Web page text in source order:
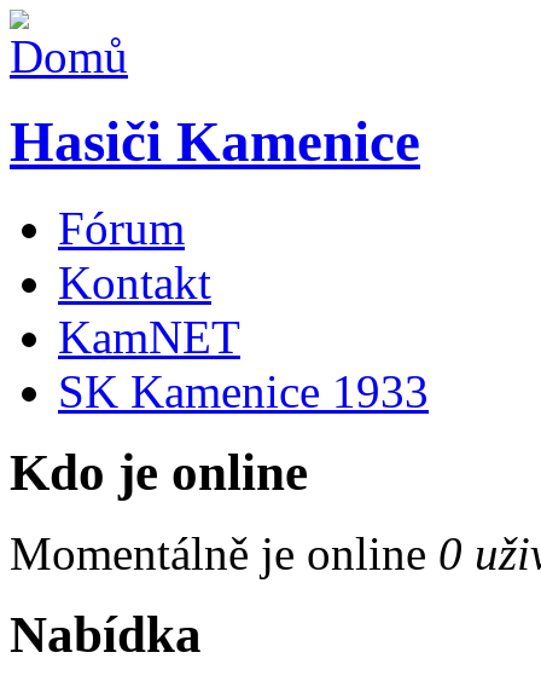
Hasiči Kamenice
Fórum
Kontakt
KamNET
SK Kamenice 1933
Kdo je online
Momentálně je online 0
Nabídka